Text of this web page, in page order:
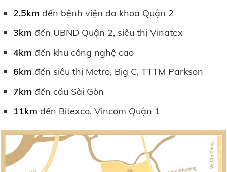
2,5km đến bệnh viện đa khoa Quận 2
3km đến UBND Quận 2, siêu thị Vinatex
4km đến khu công nghệ cao
6km đến siêu thị Metro, Big C, TTTM Parkson
7km đến cầu Sài Gòn
11km đến Bitexco, Vincom Quận 1